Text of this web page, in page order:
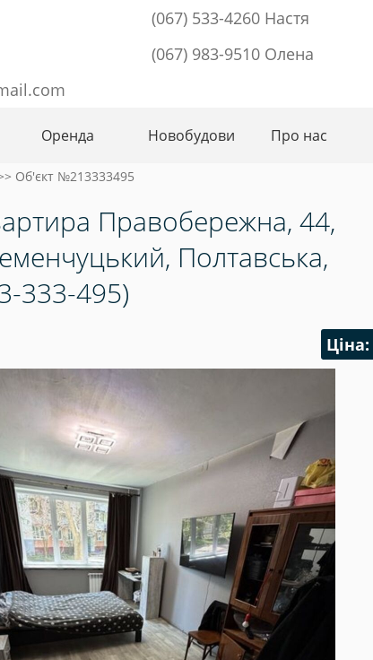
(067) 533-4260 Настя
(067) 983-9510 Олена
Оренда Новобудови Про нас
Об'єкт №213333495
Правобережна, 44,
Полтавська,
333-495)
Ціна: